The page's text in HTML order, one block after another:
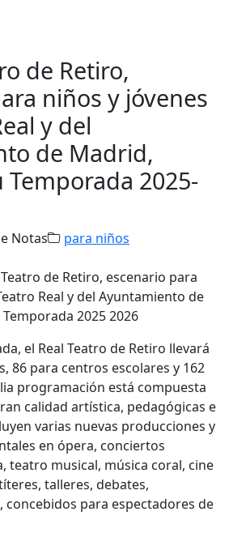
de Retiro,
niños y jóvenes
y del
de Madrid,
2025-
Notas para niños
el Real Teatro de Retiro llevará
86 para centros escolares y 162
programación está compuesta
calidad artística, pedagógicas e
varias nuevas producciones y
en ópera, conciertos
teatro musical, música coral, cine
talleres, debates,
concebidos para espectadores de